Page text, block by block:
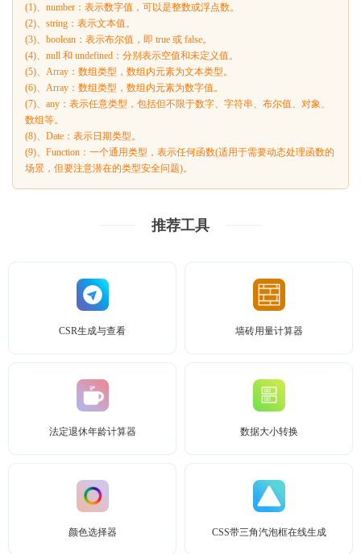
(1)、number：表示数字值，可以是整数或浮点数。
(2)、string：表示文本值。
(3)、boolean：表示布尔值，即 true 或 false。
(4)、null 和 undefined：分别表示空值和未定义值。
(5)、Array ：数组类型，数组内元素为文本类型。
(6)、Array ：数组类型，数组内元素为数字值。
(7)、any：表示任意类型，包括但不限于数字、字符串、布尔值、对象、
数组等。
(8)、Date：表示日期类型。
(9)、Function：一个通用类型，表示任何函数(适用于需要动态处理函数的
场景，但要注意潜在的类型安全问题)。
推荐工具
CSR生成与查看 墙砖用量计算器
法定退休年龄计算器 数据大小转换
颜色选择器 CSS带三角汽泡框在线生成